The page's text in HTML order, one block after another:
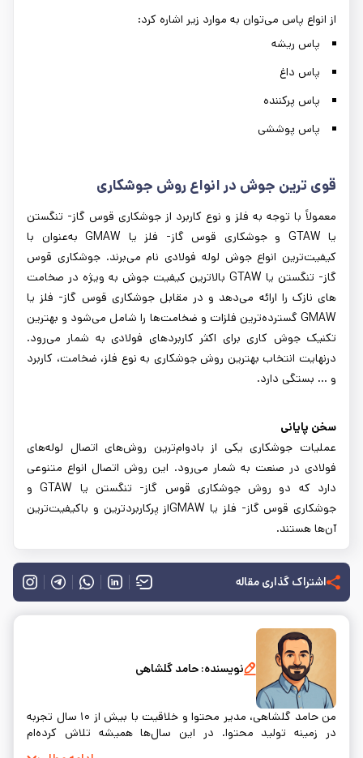
از انواع پاس می‌توان به موارد زیر اشاره کرد:
پاس ریشه
پاس داغ
پاس پرکننده
پاس پوششی
قوی‌ ترین جوش در انواع روش جوشکاری
معمولاً با توجه به فلز و نوع کاربرد از جوشکاری قوس گاز- تنگستن
یا GTAW و جوشکاری قوس گاز- فلز یا GMAW به‌عنوان با
کیفیت‌ترین انواع جوش لوله فولادی نام می‌برند. جوشکاری قوس
گاز- تنگستن یا GTAW بالاترین کیفیت جوش به ویژه در صخامت
های نازک را ارائه می‌دهد و در مقابل جوشکاری قوس گاز- فلز یا
GMAW گسترده‌ترین فلزات و ضخامت‌ها را شامل می‌شود و بهترین
تکنیک جوش کاری برای اکثر کاربردهای فولادی به شمار می‌رود.
درنهایت انتخاب بهترین روش جوشکاری به نوع فلز، ضخامت، کاربرد
و ... بستگی دارد.
سخن پایانی
عملیات جوشکاری یکی از بادوام‌ترین روش‌های اتصال لوله‌های
فولادی در صنعت به شمار می‌رود. این روش اتصال انواع متنوعی
دارد که دو روش جوشکاری قوس گاز- تنگستن یا GTAW و
جوشکاری قوس گاز- فلز یا GMAWاز پرکاربردترین و باکیفیت‌ترین
آن‌ها هستند.
اشتراک گذاری مقاله
نویسنده: حامد گلشاهی
من حامد گلشاهی، مدیر محتوا و خلاقیت با بیش از ۱۰ سال تجربه
در زمینه تولید محتوا. در این سال‌ها همیشه تلاش کرده‌ام